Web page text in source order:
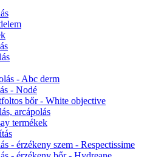
- Abc derm
- Nodé
bőr - White objective
arcápolás
termékek
- érzékeny szem - Respectissime